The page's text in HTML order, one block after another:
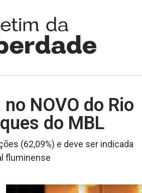
NOVO do Rio
do MBL
(62,09%) e deve ser indicada
fluminense